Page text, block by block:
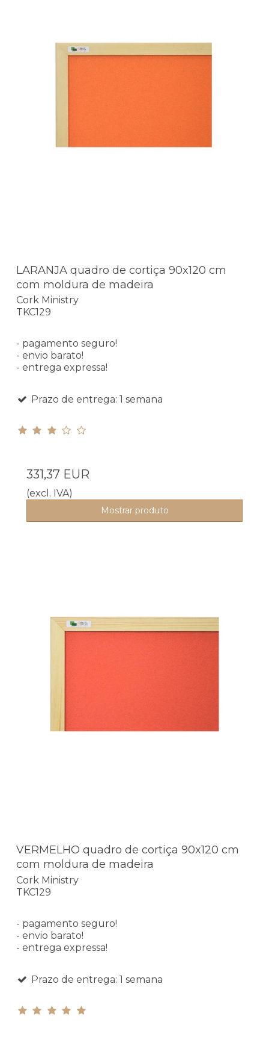
LARANJA quadro de cortiça 90x120 cm
com moldura de madeira
Cork Ministry
TKC129
- pagamento seguro!
- envio barato!
- entrega expressa!
Prazo de entrega: 1 semana
331,37 EUR
(excl. IVA)
Mostrar produto
VERMELHO quadro de cortiça 90x120 cm
com moldura de madeira
Cork Ministry
TKC129
- pagamento seguro!
- envio barato!
- entrega expressa!
Prazo de entrega: 1 semana